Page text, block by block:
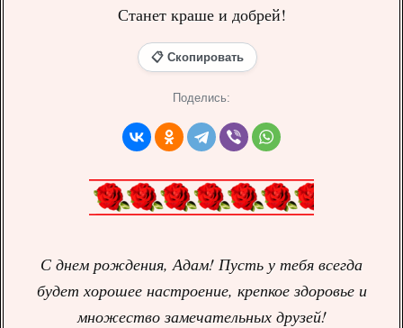
Станет краше и добрей!
📋 Скопировать
Поделись:
С днем рождения, Адам! Пусть у тебя всегда
будет хорошее настроение, крепкое здоровье и
множество замечательных друзей!